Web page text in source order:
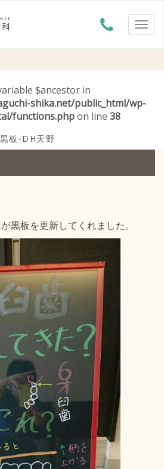
$ancestor in
shika.net/public_html/wp-
functions.phpon line 38
黒板-DH天野
黒板を更新してくれました。